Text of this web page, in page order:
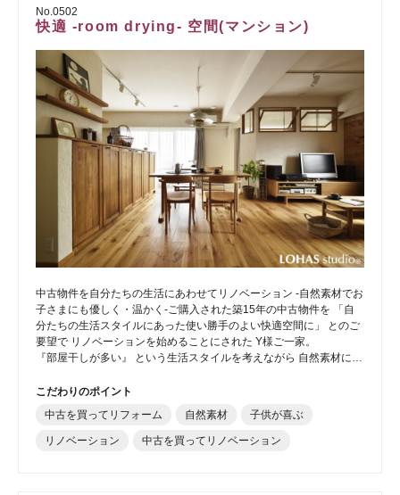
No.0502
快適 -room drying- 空間(マンション)
中古物件を自分たちの生活にあわせてリノベーション -自然素材でお
子さまにも優しく・温かく-ご購入された築15年の中古物件を 「自
分たちの生活スタイルにあった使い勝手のよい快適空間に」 とのご
要望で リノベーションを始めることにされた Y様ご一家。
『部屋干しが多い』 という生活スタイルを考えながら 自然素材に…
こだわりのポイント
中古を買ってリフォーム
自然素材 子供が喜ぶ
リノベーション 中古を買ってリノベーション